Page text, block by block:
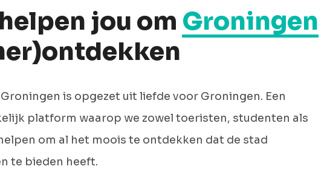
jou om Groningen
is opgezet uit liefde voor Groningen. Een
platform waarop we zowel toeristen, studenten als
om al het moois te ontdekken dat de stad
te bieden heeft.